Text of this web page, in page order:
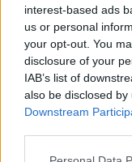
interest-based ads
us or personal
your opt-out. You
disclosure of your
IAB’s list of
also be disclosed
Downstream
Please note that
Ελλάδα και
δηλώνει/
κατοικία του,
υπολογιστεί η
ακίνητων
αφετέρου να
συγκεκριμένες